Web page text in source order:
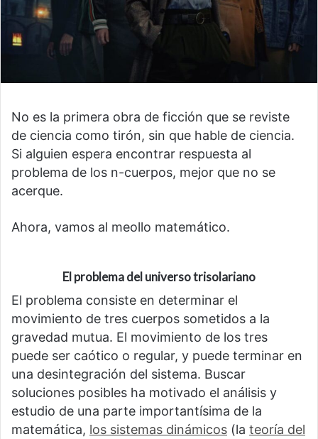
No es la primera obra de ficción que se reviste
de ciencia como tirón, sin que hable de ciencia.
Si alguien espera encontrar respuesta al
problema de los n-cuerpos, mejor que no se
acerque.
Ahora, vamos al meollo matemático.
El problema del universo trisolariano
El problema consiste en determinar el
movimiento de tres cuerpos sometidos a la
gravedad mutua. El movimiento de los tres
puede ser caótico o regular, y puede terminar en
una desintegración del sistema. Buscar
soluciones posibles ha motivado el análisis y
estudio de una parte importantísima de la
matemática, los sistemas dinámicos (la teoría del